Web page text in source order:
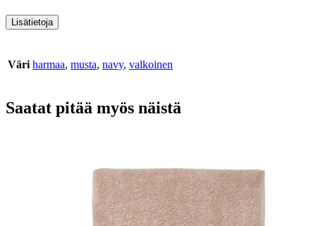
Lisätietoja
Väri harmaa, musta, navy, valkoinen
Saatat pitää myös näistä